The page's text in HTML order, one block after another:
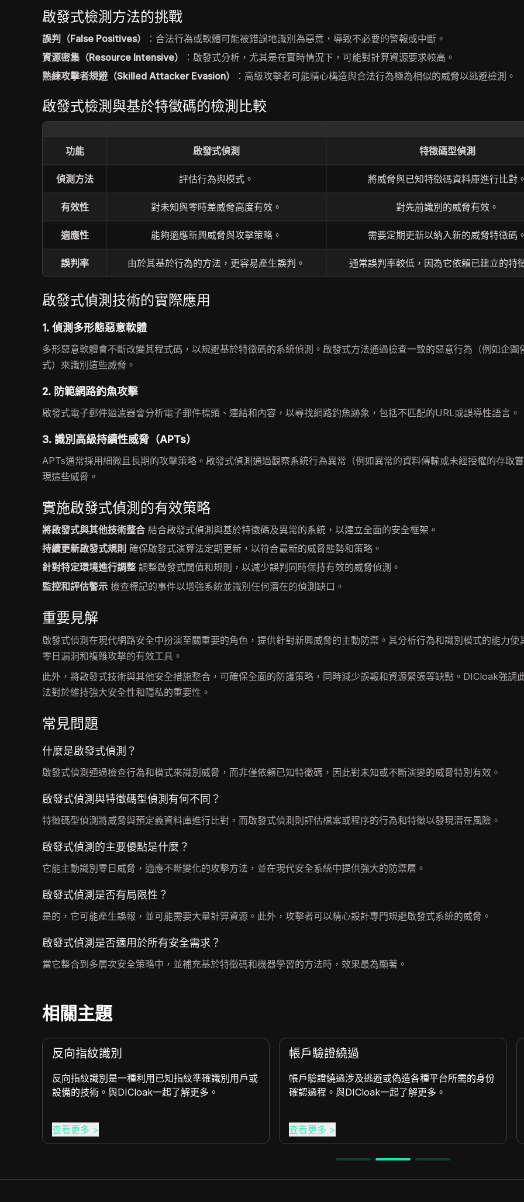
啟發式檢測方法的挑戰
誤判（False Positives）
：合法行為或軟體可能被錯誤地識別為惡意，導致不必要的警報或中斷。
資源密集（Resource Intensive）
：啟發式分析，尤其是在實時情況下，可能對計算資源要求較高。
熟練攻擊者規避（Skilled Attacker Evasion）
：高級攻擊者可能精心構造與合法行為極為相似的威脅以逃避檢測。
啟發式檢測與基於特徵碼的檢測比較
功能 啟發式偵測 特徵碼型偵測
偵測方法 評估行為與模式。 將威脅與已知特徵碼資料庫進行比對。
有效性 對未知與零時差威脅高度有效。 對先前識別的威脅有效。
適應性 能夠適應新興威脅與攻擊策略。 需要定期更新以納入新的威脅特徵碼。
誤判率 由於其基於行為的方法，更容易產生誤判。 通常誤判率較低，因為它依賴已建立的特
啟發式偵測技術的實際應用
1. 偵測多形態惡意軟體
多形惡意軟體會不斷改變其程式碼，以規避基於特徵碼的系統偵測。啟發式方法通過檢查一致的惡意行為（例如企圖
式）來識別這些威脅。
2. 防範網路釣魚攻擊
啟發式電子郵件過濾器會分析電子郵件標頭、連結和內容，以尋找網路釣魚跡象，包括不匹配的URL或誤導性語言。
3. 識別高級持續性威脅（APTs）
APTs通常採用細微且長期的攻擊策略。啟發式偵測通過觀察系統行為異常（例如異常的資料傳輸或未經授權的存取
現這些威脅。
實施啟發式偵測的有效策略
將啟發式與其他技術整合 結合啟發式偵測與基於特徵碼及異常的系統，以建立全面的安全框架。
持續更新啟發式規則 確保啟發式演算法定期更新，以符合最新的威脅態勢和策略。
針對特定環境進行調整 調整啟發式閾值和規則，以減少誤判同時保持有效的威脅偵測。
監控和評估警示 檢查標記的事件以增強系統並識別任何潛在的偵測缺口。
重要見解
啟發式偵測在現代網路安全中扮演至關重要的角色，提供針對新興威脅的主動防禦。其分析行為和識別模式的能力使
零日漏洞和複雜攻擊的有效工具。
此外，將啟發式技術與其他安全措施整合，可確保全面的防護策略，同時減少誤報和資源緊張等缺點。DICloak強調
法對於維持強大安全性和隱私的重要性。
常見問題
什麼是啟發式偵測？
啟發式偵測通過檢查行為和模式來識別威脅，而非僅依賴已知特徵碼，因此對未知或不斷演變的威脅特別有效。
啟發式偵測與特徵碼型偵測有何不同？
特徵碼型偵測將威脅與預定義資料庫進行比對，而啟發式偵測則評估檔案或程序的行為和特徵以發現潛在風險。
啟發式偵測的主要優點是什麼？
它能主動識別零日威脅，適應不斷變化的攻擊方法，並在現代安全系統中提供強大的防禦層。
啟發式偵測是否有局限性？
是的，它可能產生誤報，並可能需要大量計算資源。此外，攻擊者可以精心設計專門規避啟發式系統的威脅。
啟發式偵測是否適用於所有安全需求？
當它整合到多層次安全策略中，並補充基於特徵碼和機器學習的方法時，效果最為顯著。
相關主題
頁 API，能夠有效地
隱私和安全。了解更多
API 速率限制處理涉及策略性地管理
訪問，以避免觸發限制，確保與